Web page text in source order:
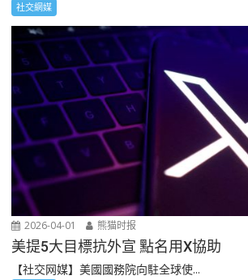
社交網媒
2026-04-01 熊猫时报
美提5大目標抗外宣 點名用X協助
【社交网媒】美國國務院向駐全球使...